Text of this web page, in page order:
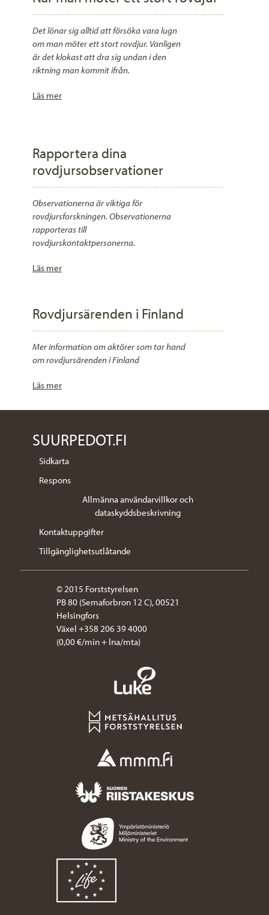
Det lönar sig alltid att försöka vara lugn
om man möter ett stort rovdjur. Vanligen
är det klokast att dra sig undan i den
riktning man kommit ifrån.
Läs mer
Rapportera dina
rovdjursobservationer
Observationerna är viktiga för
rovdjursforskningen. Observationerna
rapporteras till
rovdjurskontaktpersonerna.
Läs mer
Rovdjursärenden i Finland
Mer information om aktörer som tar hand
om rovdjursärenden i Finland
Läs mer
SUURPEDOT.FI
Sidkarta
Respons
Allmänna användarvillkor och
dataskyddsbeskrivning
Kontaktuppgifter
Tillgänglighetsutlåtande
© 2015 Forststyrelsen
PB 80 (Semaforbron 12 C), 00521
Helsingfors
Växel +358 206 39 4000
(0,00 €/min + lna/mta)